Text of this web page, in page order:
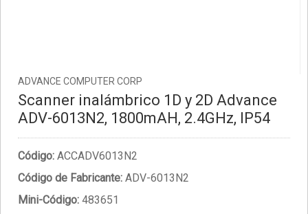
ADVANCE COMPUTER CORP
Scanner inalámbrico 1D y 2D Advance
ADV-6013N2, 1800mAH, 2.4GHz, IP54
Código: ACCADV6013N2
Código de Fabricante: ADV-6013N2
Mini-Código: 483651